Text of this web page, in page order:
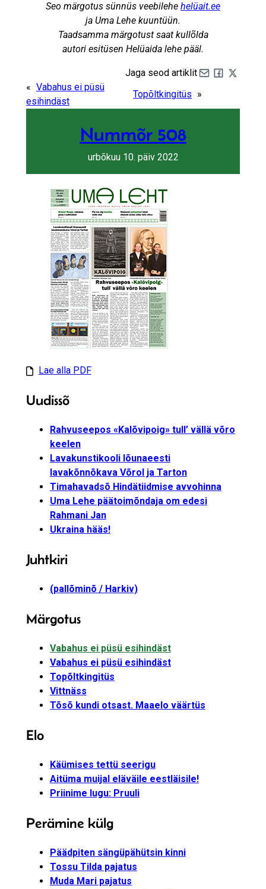
Seo märgotus sünnüs veebilehe helüait.ee
ja Uma Lehe kuuntüün.
Taadsamma märgotust saat kullõlda
autori esitüsen Helüaida lehe pääl.
Jaga seod artiklit
« Vabahus ei püsü
esihindäst
Topõltkingitüs »
Nummõr 508
urbõkuu 10. päiv 2022
Lae alla PDF
Uudissõ
Rahvuseepos «Kalõvipoig» tull’ vällä võro
keelen
Lavakunstikooli lõunaeesti
lavakõnnõkava Võrol ja Tarton
Timahavadsõ Hindätiidmise avvohinna
Uma Lehe päätoimõndaja om edesi
Rahmani Jan
Ukraina hääs!
Juhtkiri
(pallõminõ / Harkiv)
Märgotus
Vabahus ei püsü esihindäst
Vabahus ei püsü esihindäst
Topõltkingitüs
Vittnäss
Tõsõ kundi otsast. Maaelo väärtüs
Elo
Käümises tettü seerigu
Aitüma muijal eläväile eestläisile!
Priinime lugu: Pruuli
Perämine külg
Päädpiten sängüpähütsin kinni
Tossu Tilda pajatus
Muda Mari pajatus